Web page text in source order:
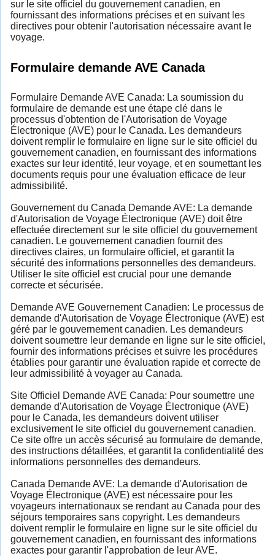
sur le site officiel du gouvernement canadien, en
fournissant des informations précises et en suivant les
directives pour obtenir l'autorisation nécessaire avant le
voyage.
Formulaire demande AVE Canada
Formulaire Demande AVE Canada: La soumission du
formulaire de demande est une étape clé dans le
processus d'obtention de l'Autorisation de Voyage
Électronique (AVE) pour le Canada. Les demandeurs
doivent remplir le formulaire en ligne sur le site officiel du
gouvernement canadien, en fournissant des informations
exactes sur leur identité, leur voyage, et en soumettant les
documents requis pour une évaluation efficace de leur
admissibilité.
Gouvernement du Canada Demande AVE: La demande
d'Autorisation de Voyage Électronique (AVE) doit être
effectuée directement sur le site officiel du gouvernement
canadien. Le gouvernement canadien fournit des
directives claires, un formulaire officiel, et garantit la
sécurité des informations personnelles des demandeurs.
Utiliser le site officiel est crucial pour une demande
correcte et sécurisée.
Demande AVE Gouvernement Canadien: Le processus de
demande d'Autorisation de Voyage Électronique (AVE) est
géré par le gouvernement canadien. Les demandeurs
doivent soumettre leur demande en ligne sur le site officiel,
fournir des informations précises et suivre les procédures
établies pour garantir une évaluation rapide et correcte de
leur admissibilité à voyager au Canada.
Site Officiel Demande AVE Canada: Pour soumettre une
demande d'Autorisation de Voyage Électronique (AVE)
pour le Canada, les demandeurs doivent utiliser
exclusivement le site officiel du gouvernement canadien.
Ce site offre un accès sécurisé au formulaire de demande,
des instructions détaillées, et garantit la confidentialité des
informations personnelles des demandeurs.
Canada Demande AVE: La demande d'Autorisation de
Voyage Électronique (AVE) est nécessaire pour les
voyageurs internationaux se rendant au Canada pour des
séjours temporaires sans copyright. Les demandeurs
doivent remplir le formulaire en ligne sur le site officiel du
gouvernement canadien, en fournissant des informations
exactes pour garantir l'approbation de leur AVE.